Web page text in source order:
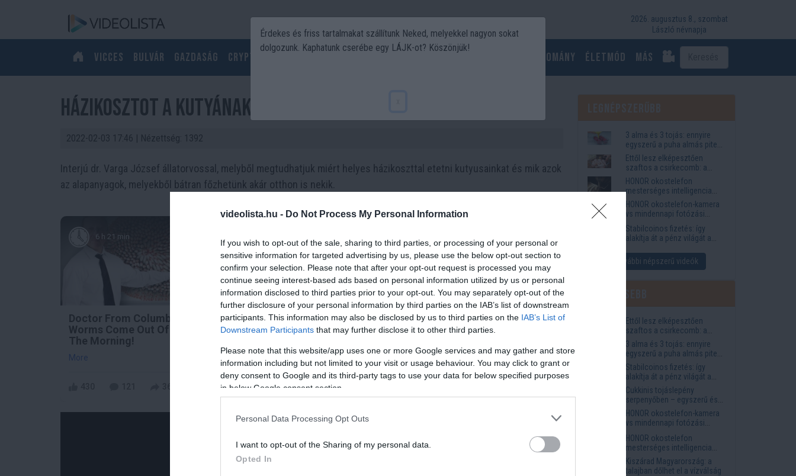
videolista.hu - Do Not Process My Personal Information
If you wish to opt-out of the sale, sharing to third parties, or processing of your personal or
sensitive information for targeted advertising by us, please use the below opt-out section to
confirm your selection. Please note that after your opt-out request is processed you may
continue seeing interest-based ads based on personal information utilized by us or personal
information disclosed to third parties prior to your opt-out. You may separately opt-out of the
further disclosure of your personal information by third parties on the IAB’s list of downstream
participants. This information may also be disclosed by us to third parties on the IAB’s List of
Downstream Participants that may further disclose it to other third parties.
Please note that this website/app uses one or more Google services and may gather and store
information including but not limited to your visit or usage behaviour. You may click to grant or
deny consent to Google and its third-party tags to use your data for below specified purposes
in below Google consent section.
Personal Data Processing Opt Outs
I want to opt-out of the Sharing of my personal data.
Opted In
2026. augusztus 8., szombat
László névnapja
Vicces Bulvár Gazdaság Crypto Politika DIY Utazás Tudomány Életmód más
Házikosztot a kutyának? Igen!
2022-02-03 17:46 | Nézettség: 1392
Interjú dr. Varga József állatorvossal, melyből megtudhatjuk miért helyes házikoszttal etetni kutyusainkat és mik azok
az alapanyagok, melyekből bátran főzhetünk akár otthon is nekik.
6 h 21 min
Doctor From Columbus:
Worms Come Out Of You In
The Morning!
More
Fungus Is A Parasite, And It
Dies From A Drop Of Plain...
More
202 108 187
Doctor: One Teaspoon Kills
All Worms in Your Body!
More
3 alma és 3 tojás: ennyire
egyszerű a puha almás pite
titka
Ettől lesz elképesztően
szaftos a csirkecomb: a
sörös pác a titok
HONOR okostelefon
mesterséges intelligencia
funkciók, amelyek
megkönnyítik az életet
HONOR okostelefon-kamera
vs mindennapi fotózási
igények
Stabilcoinos fizetés: így
alakítja át a pénz világát a
Western Union
További népszerű videók
Ettől lesz elképesztően
szaftos a csirkecomb: a
sörös pác a titok
3 alma és 3 tojás: ennyire
egyszerű a puha almás pite
titka
Stabilcoinos fizetés: így
alakítja át a pénz világát a
Visa, a Mastercard és a
Western Union
Cukkinis tojáslepény
serpenyőben – egyszerű és
laktató vacsora
HONOR okostelefon-kamera
vs mindennapi fotózási
igények
HONOR okostelefon
mesterséges intelligencia
funkciók, amelyek
megkönnyítik az életet
Kiszárad Magyarország: a
talajban dőlhet el a vízválság
Érdekes és friss tartalmakat szállítunk Neked, melyekkel nagyon sokat
dolgozunk. Kaphatunk cserébe egy LÁJK-ot? Köszönjük!